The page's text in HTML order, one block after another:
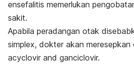
ensefalitis memerlukan
sakit.
Apabila peradangan otak
simplex, dokter akan
acyclovir and ganciclovir.